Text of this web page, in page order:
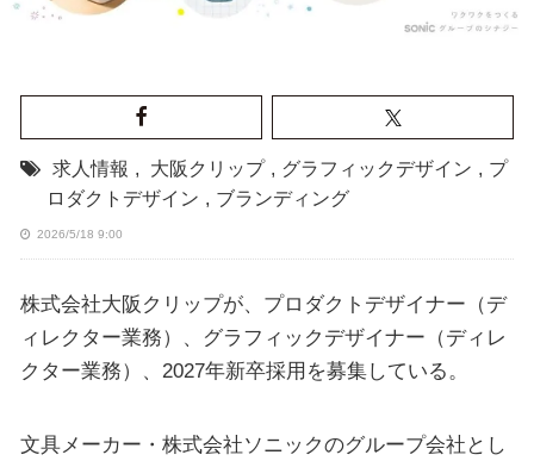
求人情報 , 大阪クリップ , グラフィックデザイン , プ
ロダクトデザイン , ブランディング
2026/5/18 9:00
株式会社大阪クリップが、プロダクトデザイナー（デ
ィレクター業務）、グラフィックデザイナー（ディレ
クター業務）、2027年新卒採用を募集している。
文具メーカー・株式会社ソニックのグループ会社とし